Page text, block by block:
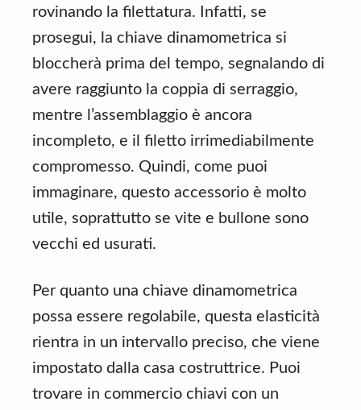
rovinando la filettatura. Infatti, se
prosegui, la chiave dinamometrica si
bloccherà prima del tempo, segnalando di
avere raggiunto la coppia di serraggio,
mentre l’assemblaggio è ancora
incompleto, e il filetto irrimediabilmente
compromesso. Quindi, come puoi
immaginare, questo accessorio è molto
utile, soprattutto se vite e bullone sono
vecchi ed usurati.
Per quanto una chiave dinamometrica
possa essere regolabile, questa elasticità
rientra in un intervallo preciso, che viene
impostato dalla casa costruttrice. Puoi
trovare in commercio chiavi con un